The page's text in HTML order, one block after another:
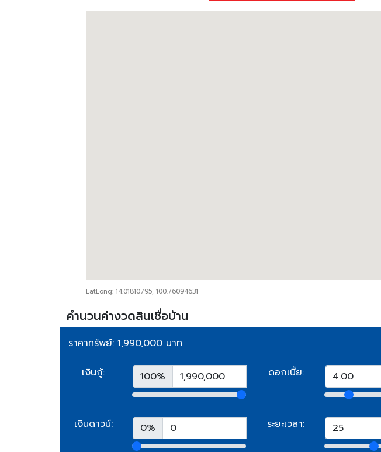
LatLong: 14.01810795, 100.76094631
คำนวนค่างวดสินเชื่อบ้าน
ราคาทรัพย์: 1,990,000 บาท
เงินกู้: 100%
เงินดาวน์: 0%
ดอกเบี้ย:
ระยะเวลา: